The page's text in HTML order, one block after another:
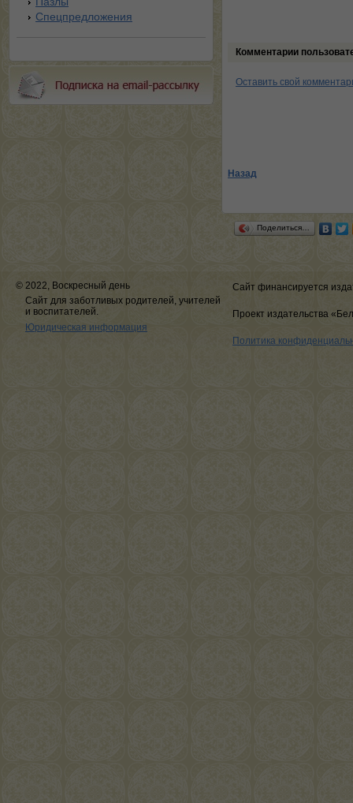
Спецпредложения
Комментарии
Оставить свой
Назад
Поделиться…
© 2022, Воскресный день
Сайт для заботливых родителей, учителей
и воспитателей.
Юридическая информация
Сайт финансируется
Проект издательства
Политика